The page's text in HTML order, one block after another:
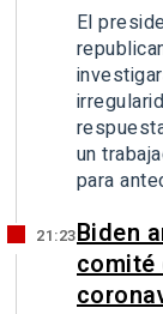
El
un
para
21:23Biden
comité